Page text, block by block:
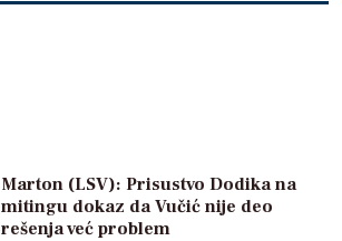
Marton (LSV): Prisustvo Dodika na
mitingu dokaz da Vučić nije deo
rešenja već problem